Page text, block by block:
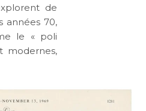
de
années 70,
le « poli
modernes,